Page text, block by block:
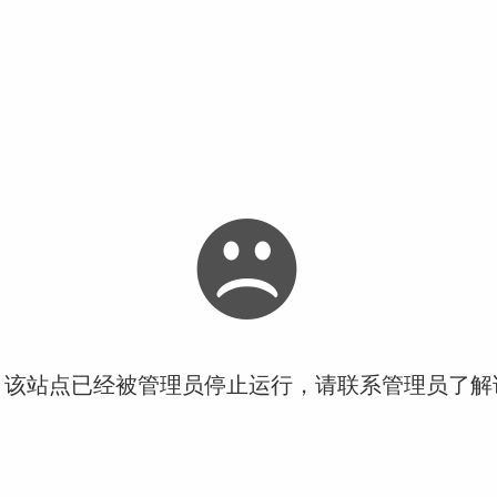
站点已经被管理员停止运行，请联系管理员了